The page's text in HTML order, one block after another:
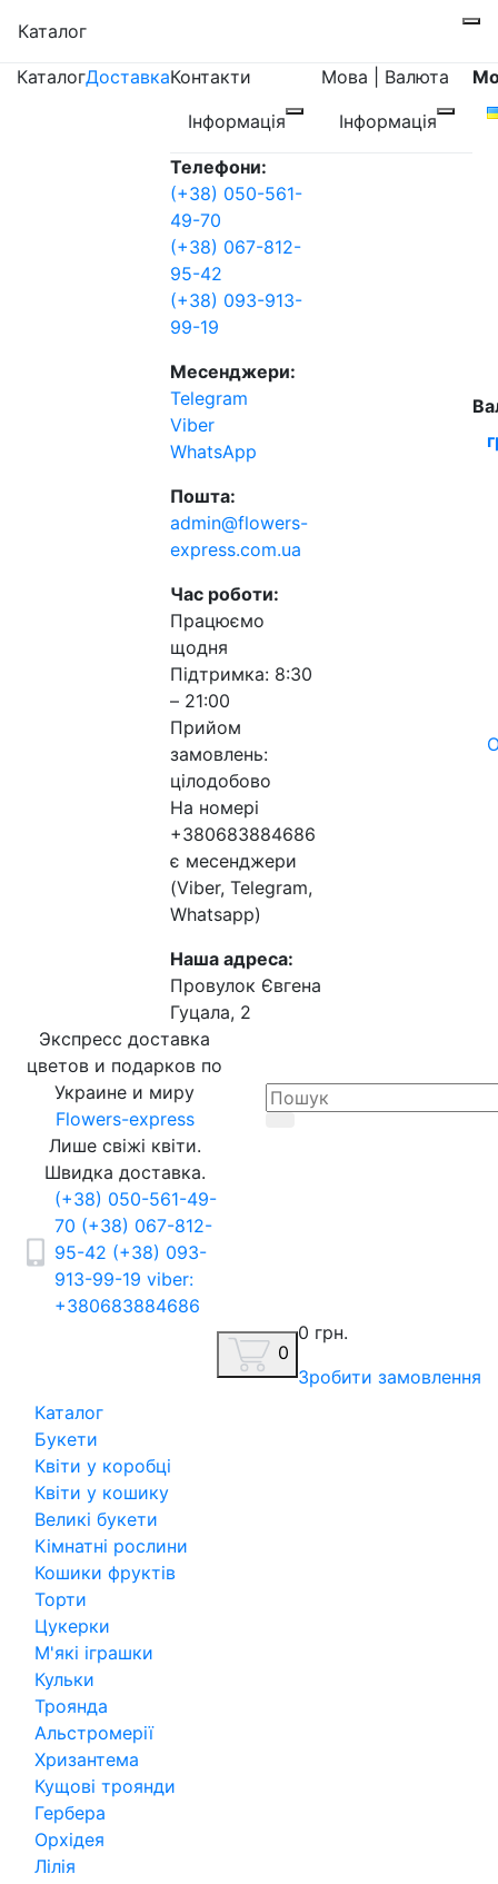
Каталог
КаталогДоставкаКонтакти
Інформація
Телефони:
(+38) 050-561-
49-70
(+38) 067-812-
95-42
(+38) 093-913-
99-19
Месенджери:
Telegram
Viber
WhatsApp
Пошта:
admin@flowers-
express.com.ua
Час роботи:
Працюємо
щодня
Підтримка: 8:30
– 21:00
Прийом
замовлень:
цілодобово
На номері
+380683884686
є месенджери
(Viber, Telegram,
Whatsapp)
Наша адреса:
Провулок Євгена
Гуцала, 2
Мова | Валюта
Інформація
Экспресс доставка
цветов и подарков по
Украине и миру
Flowers-express
Лише свіжі квіти.
Швидка доставка.
(+38) 050-561-49-
70 (+38) 067-812-
95-42 (+38) 093-
913-99-19 viber:
+380683884686
0
0 грн.
Зробити замовлення
Каталог
Букети
Квіти у коробці
Квіти у кошику
Великі букети
Кімнатні рослини
Кошики фруктів
Торти
Цукерки
М'які іграшки
Кульки
Троянда
Альстромерії
Хризантема
Кущові троянди
Гербера
Орхідея
Лілія